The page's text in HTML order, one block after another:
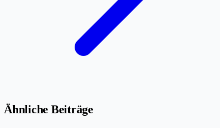
Ähnliche Beiträge